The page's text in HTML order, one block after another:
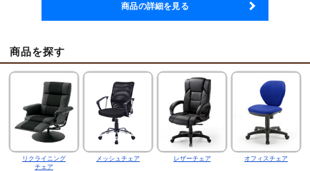
商品の詳細を見る
商品を探す
リクライニング
チェア
メッシュチェア レザーチェア オフィスチェア